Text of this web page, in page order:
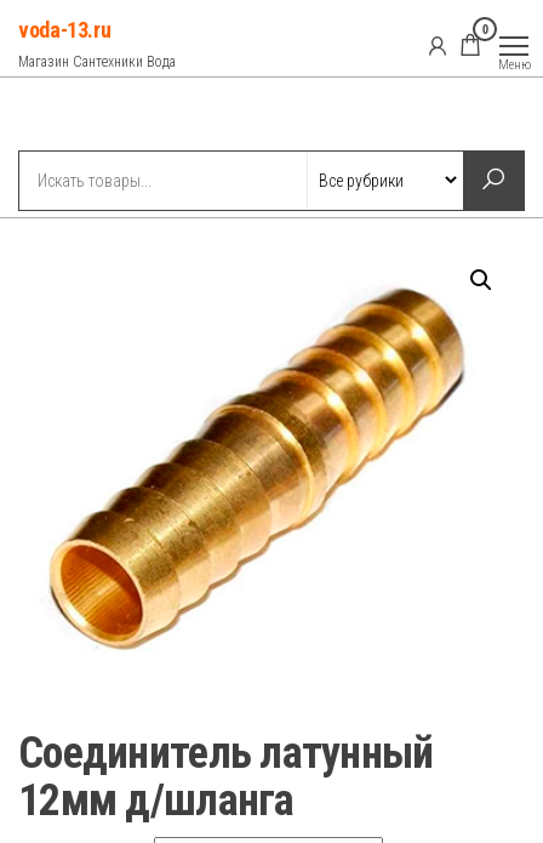
Перейти
содержимому
voda-13.ru
Магазин Сантехники Вода
0
Меню
Соединитель латунный
12мм д/шланга